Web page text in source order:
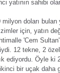
yatının sahibi
doları
için, yatın
'Cem
12 tekne, 2
ediyordu. Öyle ki
bir uçak